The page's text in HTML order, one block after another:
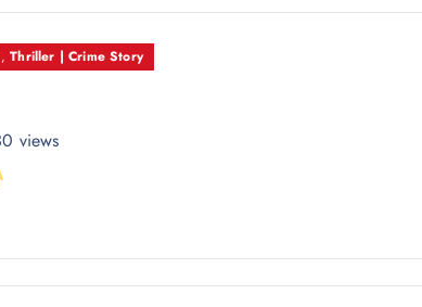
Thriller | Crime Story
views